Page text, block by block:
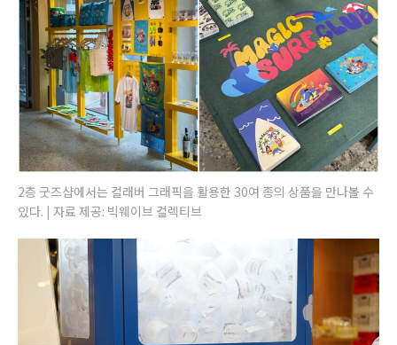
2층 굿즈샵에서는 컬래버 그래픽을 활용한 30여 종의 상품을 만나볼 수
있다. | 자료 제공: 빅웨이브 컬렉티브